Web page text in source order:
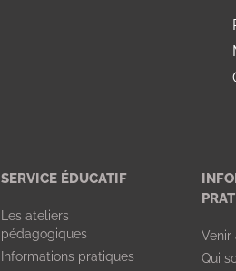
SERVICE ÉDUCATIF
Les ateliers
pédagogiques
Informations pratiques
Venir
Qui